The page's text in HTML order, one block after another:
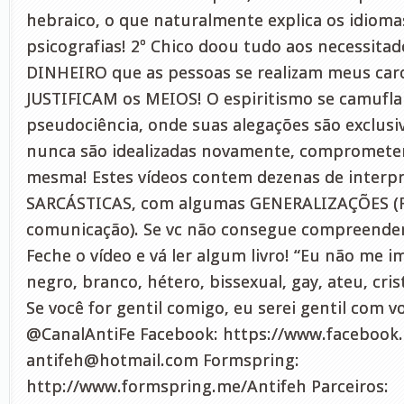
hebraico, o que naturalmente explica os
psicografias! 2º Chico doou tudo aos
DINHEIRO que as pessoas se realizam meus
JUSTIFICAM os MEIOS! O espiritismo se
pseudociência, onde suas alegações são
nunca são idealizadas novamente,
mesma! Estes vídeos contem dezenas de
SARCÁSTICAS, com algumas
comunicação). Se vc não consegue
Feche o vídeo e vá ler algum livro! “Eu não me
negro, branco, hétero, bissexual, gay, ateu,
Se você for gentil comigo, eu serei gentil com
@CanalAntiFe Facebook: https://
antifeh@hotmail.com Formspring:
http://www.formspring.me/Antifeh Parceiros: